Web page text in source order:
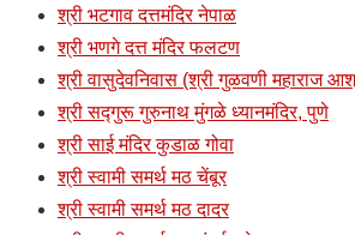
श्री भटगाव दत्तमंदिर नेपाळ
श्री भणगे दत्त मंदिर फलटण
श्री वासुदेवनिवास (श्री गुळवणी महाराज
श्री सद्गुरू गुरुनाथ मुंगळे ध्यानमंदिर, पुणे
श्री साई मंदिर कुडाळ गोवा
श्री स्वामी समर्थ मठ चेंबूर
श्री स्वामी समर्थ मठ दादर